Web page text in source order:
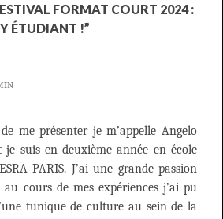
FORMAT COURT 2024 :
ÉTUDIANT !”
me présenter je m’appelle Angelo
je suis en deuxième année en école
PARIS. J’ai une grande passion
cours de mes expériences j’ai pu
tunique de culture au sein de la